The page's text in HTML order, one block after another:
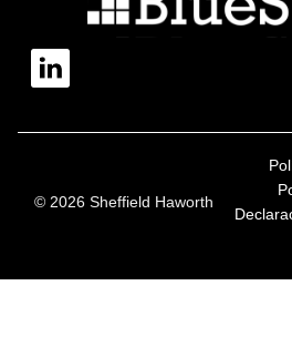
© 2026 Sheffield Haworth